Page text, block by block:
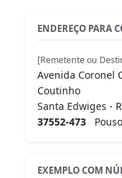
ENDEREÇO PARA
[Remetente ou
Avenida Coronel
Coutinho
Santa Edwiges -
37552-473
EXEMPLO COM